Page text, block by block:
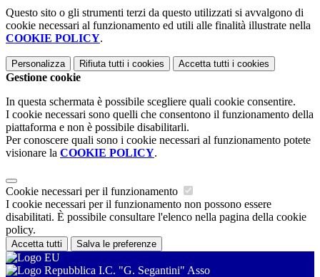
Questo sito o gli strumenti terzi da questo utilizzati si avvalgono di
cookie necessari al funzionamento ed utili alle finalità illustrate nella
COOKIE POLICY.
Personalizza Rifiuta tutti i cookies Accetta tutti i cookies
Gestione cookie
In questa schermata è possibile scegliere quali cookie consentire.
I cookie necessari sono quelli che consentono il funzionamento della
piattaforma e non è possibile disabilitarli.
Per conoscere quali sono i cookie necessari al funzionamento potete
visionare la COOKIE POLICY.
Cookie necessari per il funzionamento
I cookie necessari per il funzionamento non possono essere
disabilitati. È possibile consultare l'elenco nella pagina della cookie
policy.
Accetta tutti Salva le preferenze
I.C. "G. Segantini" Asso